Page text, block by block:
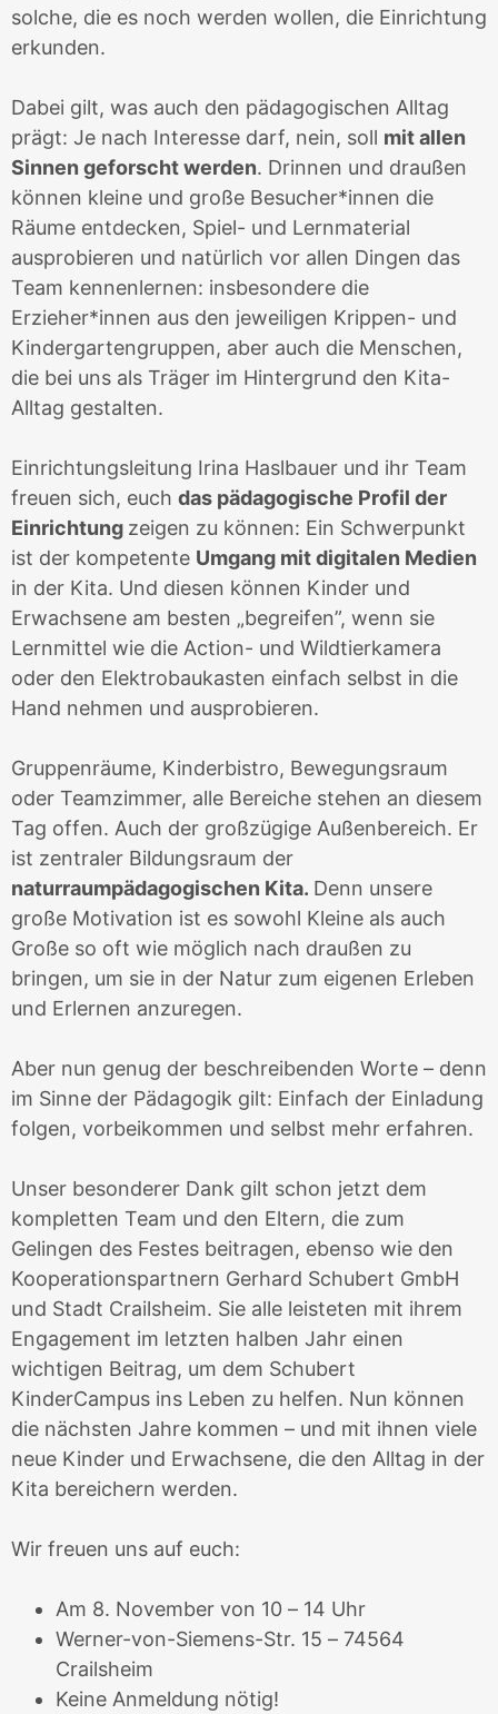
solche, die es noch werden wollen, die Einrichtung
erkunden.
Dabei gilt, was auch den pädagogischen Alltag
prägt: Je nach Interesse darf, nein, soll mit allen
Sinnen geforscht werden. Drinnen und draußen
können kleine und große Besucher*innen die
Räume entdecken, Spiel- und Lernmaterial
ausprobieren und natürlich vor allen Dingen das
Team kennenlernen: insbesondere die
Erzieher*innen aus den jeweiligen Krippen- und
Kindergartengruppen, aber auch die Menschen,
die bei uns als Träger im Hintergrund den Kita-
Alltag gestalten.
Einrichtungsleitung Irina Haslbauer und ihr Team
freuen sich, euch das pädagogische Profil der
Einrichtung zeigen zu können: Ein Schwerpunkt
ist der kompetente Umgang mit digitalen Medien
in der Kita. Und diesen können Kinder und
Erwachsene am besten „begreifen”, wenn sie
Lernmittel wie die Action- und Wildtierkamera
oder den Elektrobaukasten einfach selbst in die
Hand nehmen und ausprobieren.
Gruppenräume, Kinderbistro, Bewegungsraum
oder Teamzimmer, alle Bereiche stehen an diesem
Tag offen. Auch der großzügige Außenbereich. Er
ist zentraler Bildungsraum der
naturraumpädagogischen Kita. Denn unsere
große Motivation ist es sowohl Kleine als auch
Große so oft wie möglich nach draußen zu
bringen, um sie in der Natur zum eigenen Erleben
und Erlernen anzuregen.
Aber nun genug der beschreibenden Worte – denn
im Sinne der Pädagogik gilt: Einfach der Einladung
folgen, vorbeikommen und selbst mehr erfahren.
Unser besonderer Dank gilt schon jetzt dem
kompletten Team und den Eltern, die zum
Gelingen des Festes beitragen, ebenso wie den
Kooperationspartnern Gerhard Schubert GmbH
und Stadt Crailsheim. Sie alle leisteten mit ihrem
Engagement im letzten halben Jahr einen
wichtigen Beitrag, um dem Schubert
KinderCampus ins Leben zu helfen. Nun können
die nächsten Jahre kommen – und mit ihnen viele
neue Kinder und Erwachsene, die den Alltag in der
Kita bereichern werden.
Wir freuen uns auf euch:
Am 8. November von 10 – 14 Uhr
Werner-von-Siemens-Str. 15 – 74564
Crailsheim
Keine Anmeldung nötig!